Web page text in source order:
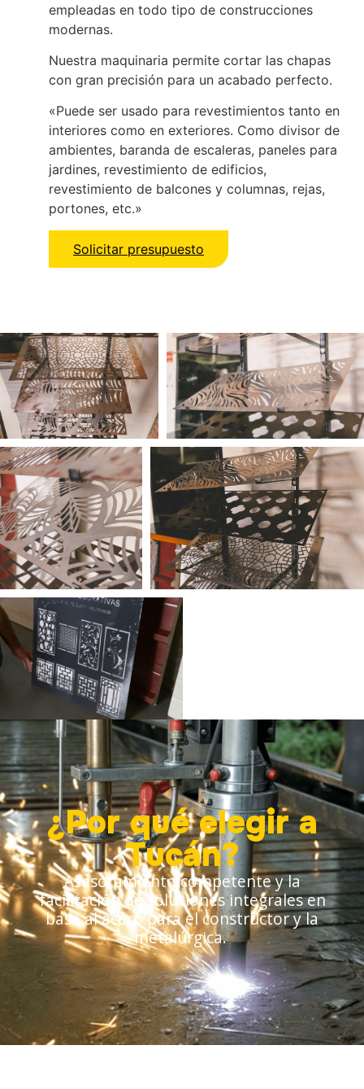
empleadas en todo tipo de construcciones
modernas.
Nuestra maquinaria permite cortar las chapas
con gran precisión para un acabado perfecto.
«Puede ser usado para revestimientos tanto en
interiores como en exteriores. Como divisor de
ambientes, baranda de escaleras, paneles para
jardines, revestimiento de edificios,
revestimiento de balcones y columnas, rejas,
portones, etc.»
Solicitar presupuesto
¿Por qué elegir a
Tucán?
Asesoramiento competente y la
facilitación de soluciones integrales en
base al acero para el constructor y la
metalúrgica.